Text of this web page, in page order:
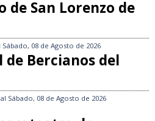
de San Lorenzo de
Sábado, 08 de Agosto de 2026
Bercianos del
al Sábado, 08 de Agosto de 2026